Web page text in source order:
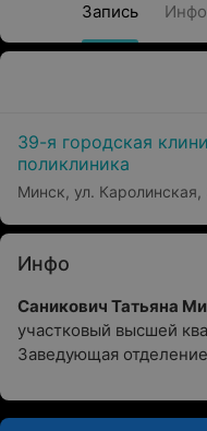
Запись Инфо
39-я городская
поликлиника
Минск, ул. Каролинская,
Инфо
Саникович Татьяна
участковый высшей
Заведующая